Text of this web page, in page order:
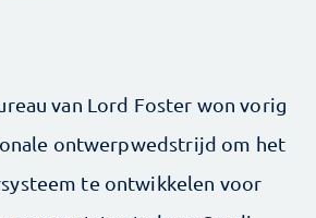
van Lord Foster won vorig
ontwerpwedstrijd om het
te ontwikkelen voor